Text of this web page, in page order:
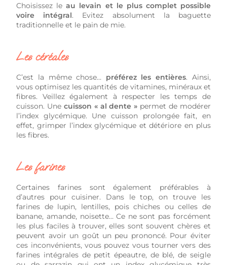
Choisissez leau levain et le plus complet possible
voire intégral. Evitez absolument la baguette
traditionnelle et le pain de mie.
Les céréales
C’est la même chose… préférez les entières. Ainsi,
vous optimisez les quantités de vitamines, minéraux et
fibres. Veillez également à respecter les temps de
cuisson. Unecuisson « al dente » permet de modérer
l’index glycémique. Une cuisson prolongée fait, en
effet, grimper l’index glycémique et détériore en plus
les fibres.
Les farines
Certaines farines sont également préférables à
d’autres pour cuisiner. Dans le top, on trouve les
farines de lupin, lentilles, pois chiches ou celles de
banane, amande, noisette… Ce ne sont pas forcément
les plus faciles à trouver, elles sont souvent chères et
peuvent avoir un goût un peu prononcé. Pour éviter
ces inconvénients, vous pouvez vous tourner vers des
farines intégrales de petit épeautre, de blé, de seigle